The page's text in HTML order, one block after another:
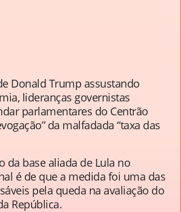
Donald Trump assustando
lideranças governistas
parlamentares do Centrão
da malfadada “taxa das
da base aliada de Lula no
é de que a medida foi uma das
pela queda na avaliação do
República.